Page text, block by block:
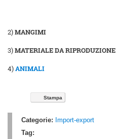
2)MANGIMI
3)MATERIALE DA RIPRODUZIONE
4)ANIMALI
Stampa
Categorie: Import-export
Tag: